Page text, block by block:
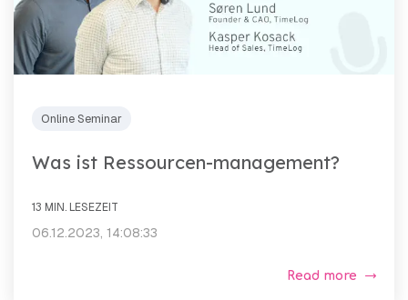
Online Seminar
Was ist Ressourcen-management?
13 MIN. LESEZEIT
06.12.2023, 14:08:33
Read more